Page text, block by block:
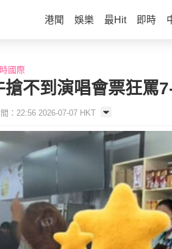
港聞 娛樂 最Hit 即時
國際
搶不到演唱會票狂罵
：22:56 2026-07-07 HKT